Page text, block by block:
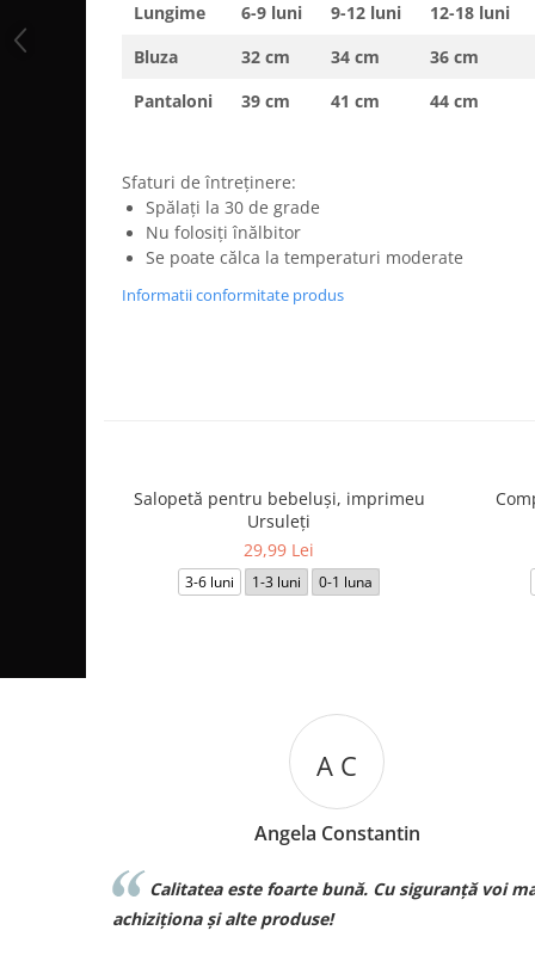
Lungime 6-9 luni 9-12 luni 12-18 luni
Bluza
32 cm 34 cm 36 cm
Pantaloni
39 cm 41 cm 44 cm
Sfaturi de întreținere:
Spălați la 30 de grade
Nu folosiți înălbitor
Se poate călca la temperaturi moderate
Informatii conformitate produs
Salopetă pentru bebeluși, imprimeu
Ursuleți
29,99 Lei
3-6 luni 1-3 luni 0-1 luna
A C
Angela Constantin
Calitatea este foarte bună. Cu siguranță voi mai
achiziționa și alte produse!